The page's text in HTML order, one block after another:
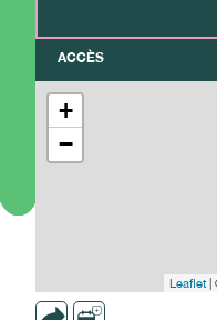
ACCÈS
+
−
Leaflet|